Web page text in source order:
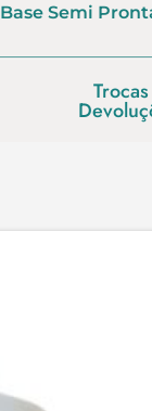
Base Semi